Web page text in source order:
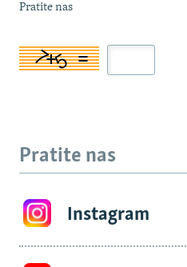
Pratite nas
Pratite nas
Instagram